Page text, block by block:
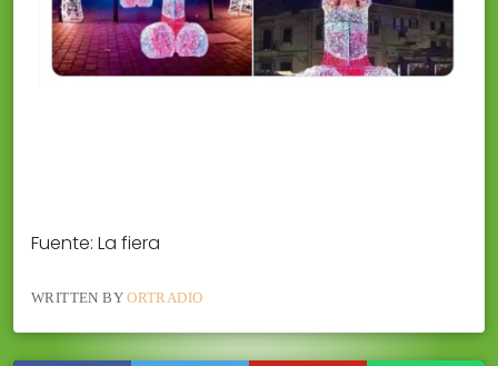
Fuente: La fiera
WRITTEN BYORTRADIO